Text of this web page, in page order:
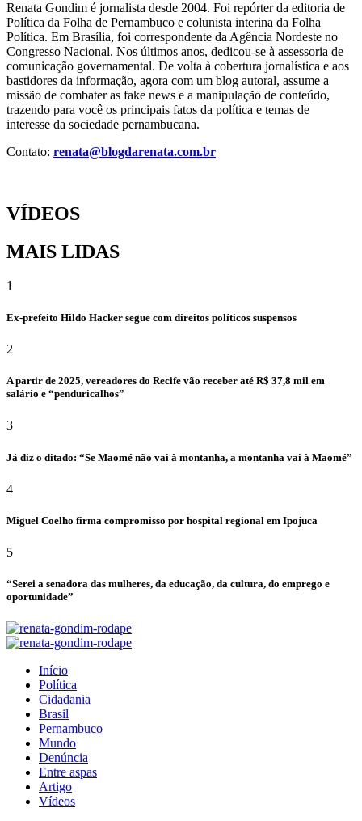
Renata Gondim é jornalista desde 2004. Foi repórter da editoria de
Política da Folha de Pernambuco e colunista interina da Folha
Política. Em Brasília, foi correspondente da Agência Nordeste no
Congresso Nacional. Nos últimos anos, dedicou-se à assessoria de
comunicação governamental. De volta à cobertura jornalística e aos
bastidores da informação, agora com um blog autoral, assume a
missão de combater as fake news e a manipulação de conteúdo,
trazendo para você os principais fatos da política e temas de
interesse da sociedade pernambucana.
Contato: renata@blogdarenata.com.br
VÍDEOS
MAIS LIDAS
1
Ex-prefeito Hildo Hacker segue com direitos políticos suspensos
2
A partir de 2025, vereadores do Recife vão receber até R$ 37,8 mil em
salário e “penduricalhos”
3
Já diz o ditado: “Se Maomé não vai à montanha, a montanha vai à Maomé”
4
Miguel Coelho firma compromisso por hospital regional em Ipojuca
5
“Serei a senadora das mulheres, da educação, da cultura, do emprego e
oportunidade”
Início
Política
Cidadania
Brasil
Pernambuco
Mundo
Denúncia
Entre aspas
Artigo
Vídeos